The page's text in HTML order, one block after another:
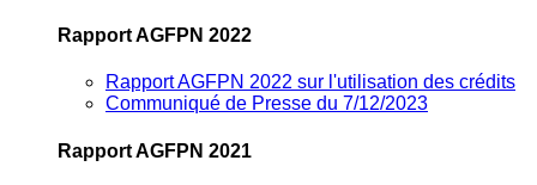
Rapport AGFPN 2022
Rapport AGFPN 2022 sur l'utilisation des crédits
Communiqué de Presse du 7/12/2023
Rapport AGFPN 2021